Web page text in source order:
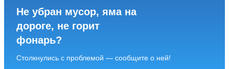
Не убран мусор, яма на
дороге, не горит
фонарь?
Столкнулись с проблемой — сообщите о ней!